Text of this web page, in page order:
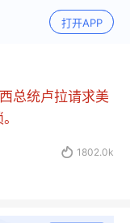
打开APP
总统卢拉请求美
 1802.0k